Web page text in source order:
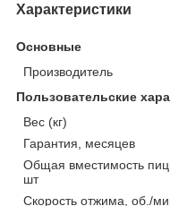
Характеристики
Основные
Производитель
Пользовательские
Вес (кг)
Гарантия, месяцев
Общая вместимость
шт
Скорость отжима, об./